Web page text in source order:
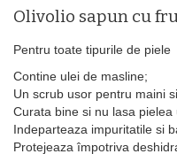
Olivolio sapun cu
Pentru toate tipurile de piele
Contine ulei de masline;
Un scrub usor pentru maini
Curata bine si nu lasa pielea
Indeparteaza impuritatile si
Protejeaza împotriva